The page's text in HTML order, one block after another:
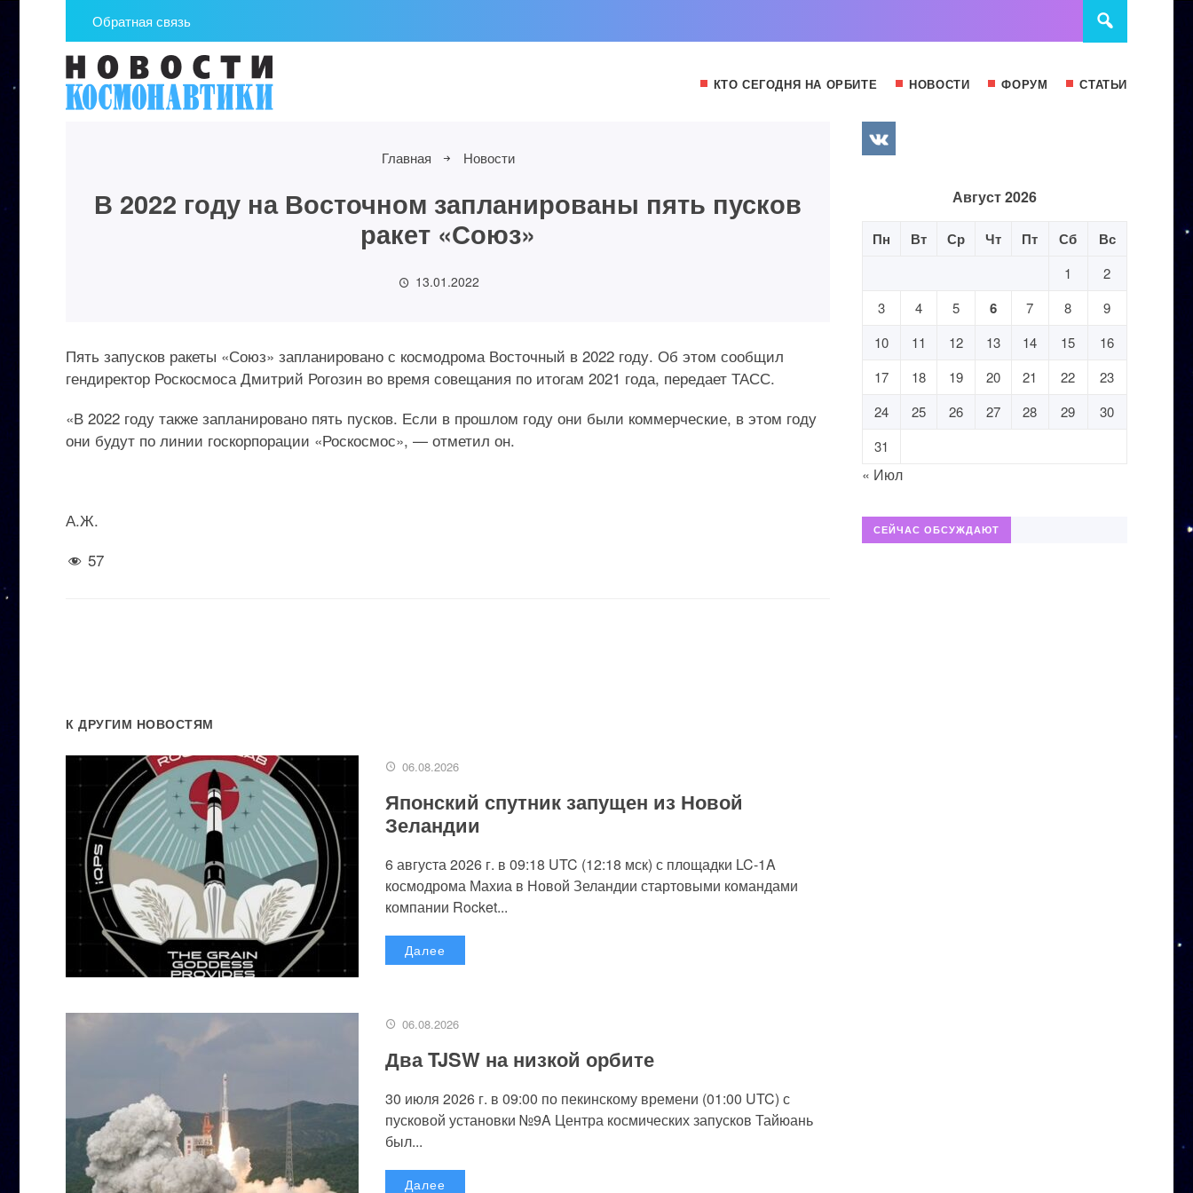
Обратная связь
КТО СЕГОДНЯ НА ОРБИТЕ НОВОСТИ ФОРУМ СТАТЬИ
Главная Новости
В 2022 году на Восточном запланированы пять пусков
ракет «Союз»
13.01.2022
Пять запусков ракеты «Союз» запланировано с космодрома Восточный в 2022 году. Об этом сообщил
гендиректор Роскосмоса Дмитрий Рогозин во время совещания по итогам 2021 года, передает ТАСС.
«В 2022 году также запланировано пять пусков. Если в прошлом году они были коммерческие, в этом году
они будут по линии госкорпорации «Роскосмос», — отметил он.
А.Ж.
57
К ДРУГИМ НОВОСТЯМ
06.08.2026
Японский спутник запущен из Новой
Зеландии
6 августа 2026 г. в 09:18 UTC (12:18 мск) с площадки LC-1A
космодрома Махиа в Новой Зеландии стартовыми командами
компании Rocket...
Далее
06.08.2026
Два TJSW на низкой орбите
30 июля 2026 г. в 09:00 по пекинскому времени (01:00 UTC) с
пусковой установки №9A Центра космических запусков Тайюань
был...
Далее
Август 2026
Пн Вт Ср Чт Пт Сб Вс
1
2
3
4 5 6 7 8
9
10
11 12 13 14 15
16
17
18 19 20 21 22
23
24
25 26 27 28 29
30
31
« Июл
СЕЙЧАС ОБСУЖДАЮТ